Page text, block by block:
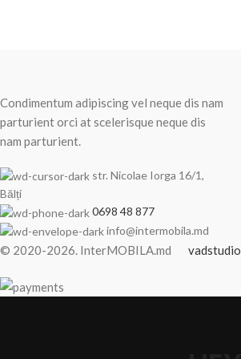
Condimentum adipiscing vel neque dis nam
parturient orci at scelerisque neque dis
nam parturient.
str. Nicolae Iorga 16/1,
Bălți
0698 48 877
info@intermobila.md
© 2020-2026. InterMOBILA.md vadstudio